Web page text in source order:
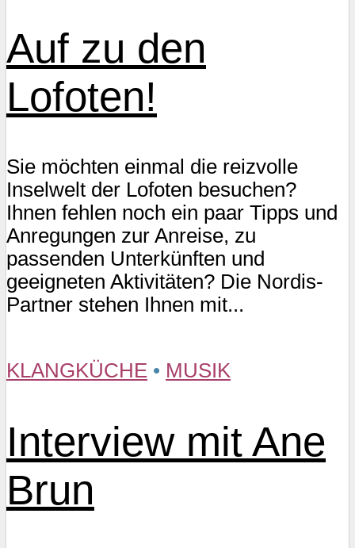
Auf zu den
Lofoten!
Sie möchten einmal die reizvolle
Inselwelt der Lofoten besuchen?
Ihnen fehlen noch ein paar Tipps und
Anregungen zur Anreise, zu
passenden Unterkünften und
geeigneten Aktivitäten? Die Nordis-
Partner stehen Ihnen mit...
KLANGKÜCHE • MUSIK
Interview mit Ane
Brun